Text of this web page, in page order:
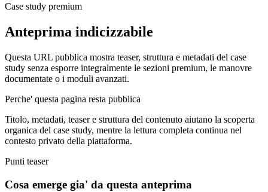
Case study premium
Anteprima indicizzabile
Questa URL pubblica mostra teaser, struttura e metadati del case
study senza esporre integralmente le sezioni premium, le manovre
documentate o i moduli avanzati.
Perche' questa pagina resta pubblica
Titolo, metadati, teaser e struttura del contenuto aiutano la scoperta
organica del case study, mentre la lettura completa continua nel
contesto privato della piattaforma.
Punti teaser
Cosa emerge gia' da questa anteprima